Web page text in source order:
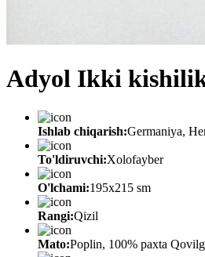
Adyol Ikki
Ishlab chiqarish:Germaniya,
To'ldiruvchi:Xolofayber
O'lchami:195х215 sm
Rangi:Qizil
Mato:Poplin, 100% paxta